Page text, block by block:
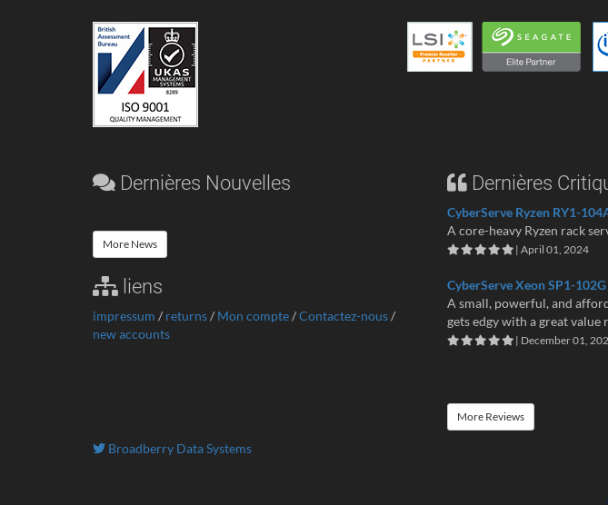
Dernières Nouvelles
More News
liens
impressum / returns/ Mon compte/Contactez-nous/
new accounts
Dernières
CyberServe Ryzen RY1-
A core-heavy Ryzen rack
| April 01, 2024
CyberServe Xeon SP1-
A small, powerful, and
gets edgy with a great value
| December 01,
More Reviews
Broadberry Data Systems